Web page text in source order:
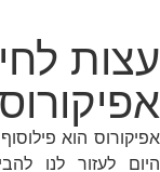
עצות
אפיקורוס
אפיקורוס הוא
היום לעזור לנו